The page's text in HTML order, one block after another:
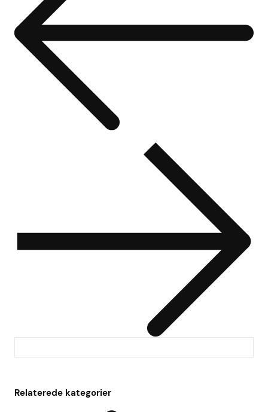
Relaterede kategorier